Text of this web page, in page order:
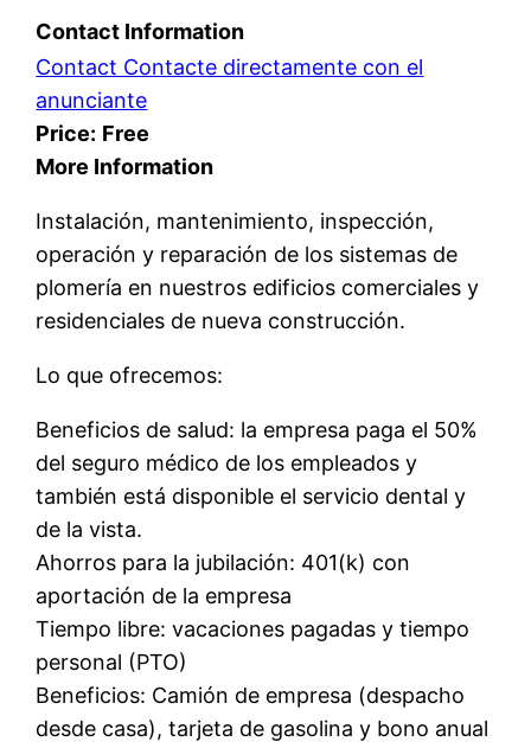
Contact Information
Contact Contacte directamente con el
anunciante
Price: Free
More Information
Instalación, mantenimiento, inspección,
operación y reparación de los sistemas de
plomería en nuestros edificios comerciales y
residenciales de nueva construcción.
Lo que ofrecemos:
Beneficios de salud: la empresa paga el 50%
del seguro médico de los empleados y
también está disponible el servicio dental y
de la vista.
Ahorros para la jubilación: 401(k) con
aportación de la empresa
Tiempo libre: vacaciones pagadas y tiempo
personal (PTO)
Beneficios: Camión de empresa (despacho
desde casa), tarjeta de gasolina y bono anual